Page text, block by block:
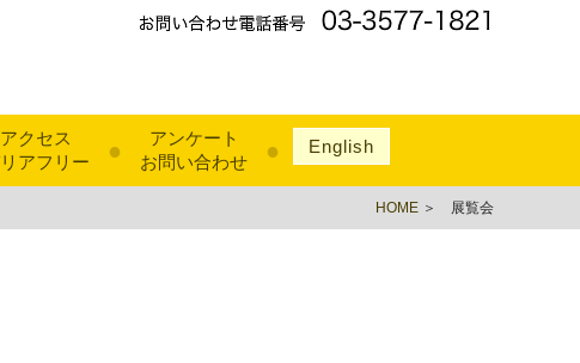
アクセス
アフリー
●
アンケート
お問い合わせ
● English
HOME ＞ 展覧会